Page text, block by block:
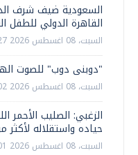
السعودية ضيف شرف
القاهرة الدولي للطفل
السبت، 08 اغسطس 2026 12:27 ص
"دوبنى دوب" للصوت
السبت، 08 اغسطس 2026 12:02 ص
الزغبي: الصليب الأحمر
حياده واستقلاله لأكثر من 50
السبت، 08 اغسطس 2026 12:01 ص